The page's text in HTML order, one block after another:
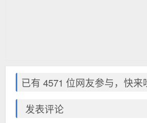
已有 4571 位网友参与，快来
发表评论